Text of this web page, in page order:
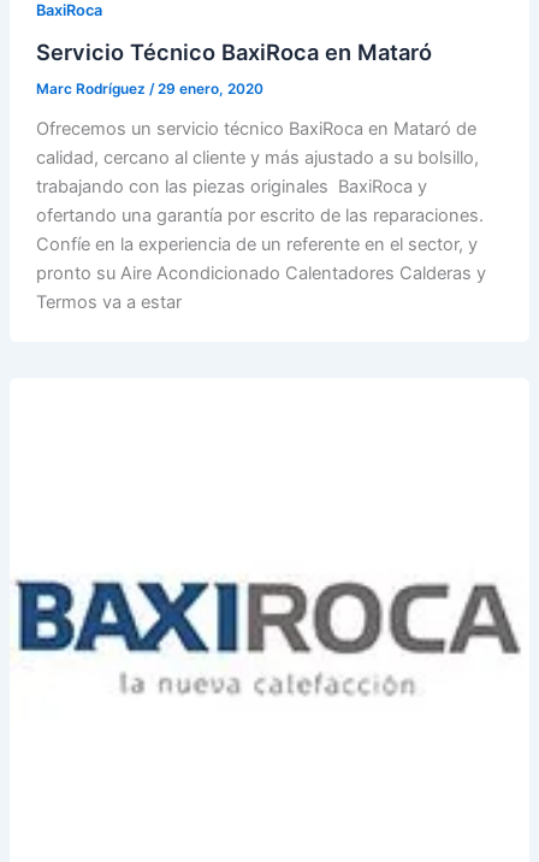
BaxiRoca
Servicio Técnico BaxiRoca en Mataró
Marc Rodríguez /29 enero, 2020
Ofrecemos un servicio técnico BaxiRoca en Mataró de
calidad, cercano al cliente y más ajustado a su bolsillo,
trabajando con las piezas originales BaxiRoca y
ofertando una garantía por escrito de las reparaciones.
Confíe en la experiencia de un referente en el sector, y
pronto su Aire Acondicionado Calentadores Calderas y
Termos va a estar